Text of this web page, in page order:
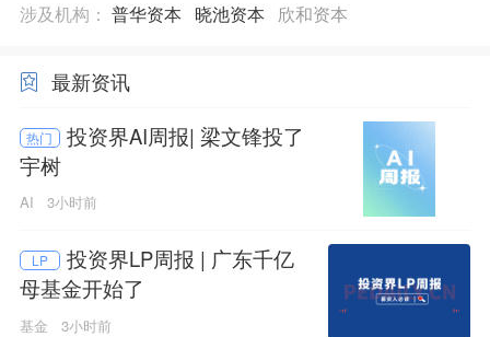
涉及机构： 普华资本 晓池资本 欣和资本
最新资讯
热门
投资界AI周报| 梁文锋投了
宇树
AI 3小时前
LP
投资界LP周报 | 广东千亿
母基金开始了
基金 3小时前